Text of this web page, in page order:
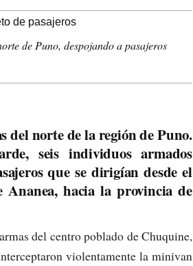
de Puno, despojando a pasajeros
del norte de la región de Puno.
seis individuos armados
que se dirigían desde el
hacia la provincia de
del centro poblado de Chuquine,
violentamente la minivan